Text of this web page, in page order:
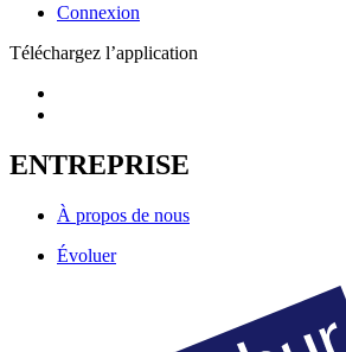
Connexion
Téléchargez l’application
ENTREPRISE
À propos de nous
Évoluer